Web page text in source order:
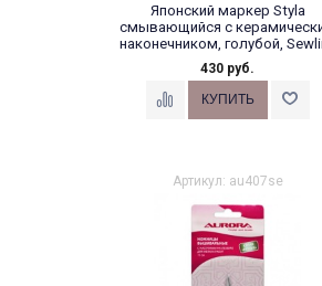
Японский маркер Styla
смывающийся с
наконечником, голубой,
430 руб.
Артикул: au407se